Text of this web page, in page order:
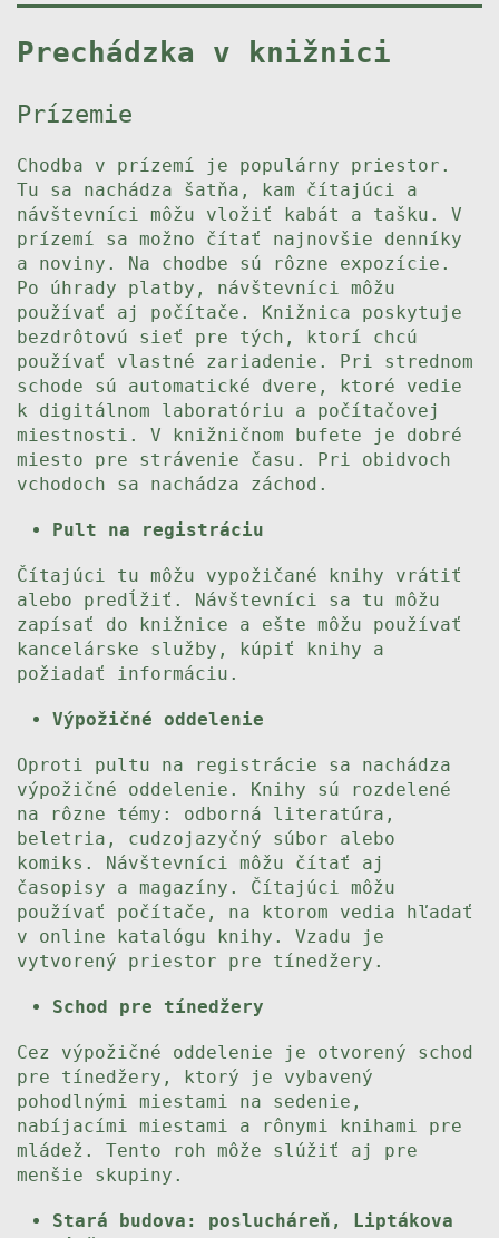
Prechádzka v knižnici
Prízemie
Chodba v prízemí je populárny priestor.
Tu sa nachádza šatňa, kam čítajúci a
návštevníci môžu vložiť kabát a tašku. V
prízemí sa možno čítať najnovšie denníky
a noviny. Na chodbe sú rôzne expozície.
Po úhrady platby, návštevníci môžu
používať aj počítače. Knižnica poskytuje
bezdrôtovú sieť pre tých, ktorí chcú
používať vlastné zariadenie. Pri strednom
schode sú automatické dvere, ktoré vedie
k digitálnom laboratóriu a počítačovej
miestnosti. V knižničnom bufete je dobré
miesto pre strávenie času. Pri obidvoch
vchodoch sa nachádza záchod.
Pult na registráciu
Čítajúci tu môžu vypožičané knihy vrátiť
alebo predĺžiť. Návštevníci sa tu môžu
zapísať do knižnice a ešte môžu používať
kancelárske služby, kúpiť knihy a
požiadať informáciu.
Výpožičné oddelenie
Oproti pultu na registrácie sa nachádza
výpožičné oddelenie. Knihy sú rozdelené
na rôzne témy: odborná literatúra,
beletria, cudzojazyčný súbor alebo
komiks. Návštevníci môžu čítať aj
časopisy a magazíny. Čítajúci môžu
používať počítače, na ktorom vedia hľadať
v online katalógu knihy. Vzadu je
vytvorený priestor pre tínedžery.
Schod pre tínedžery
Cez výpožičné oddelenie je otvorený schod
pre tínedžery, ktorý je vybavený
pohodlnými miestami na sedenie,
nabíjacími miestami a rônymi knihami pre
mládež. Tento roh môže slúžiť aj pre
menšie skupiny.
Stará budova: poslucháreň, Liptákova